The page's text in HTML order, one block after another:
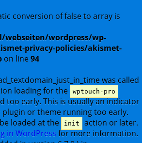
conversion of false to array is
webseiten/wordpress/wp-
privacy-policies/akismet-
on line94
was called
loading for the wptouch-pro
too early. This is usually an indicator
or theme running too early.
loaded at the
init
action or later.
in WordPress for more information.